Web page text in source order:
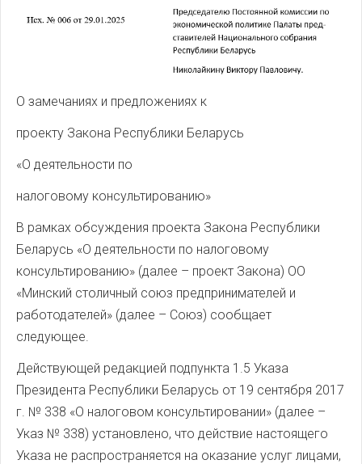
О замечаниях и предложениях к
проекту Закона Республики Беларусь
«О деятельности по
налоговому консультированию»
В рамках обсуждения проекта Закона Республики
Беларусь «О деятельности по налоговому
консультированию» (далее – проект Закона) ОО
«Минский столичный союз предпринимателей и
работодателей» (далее – Союз) сообщает
следующее.
Действующей редакцией подпункта 1.5 Указа
Президента Республики Беларусь от 19 сентября 2017
г. № 338 «О налоговом консультировании» (далее –
Указ № 338) установлено, что действие настоящего
Указа не распространяется на оказание услуг лицами,